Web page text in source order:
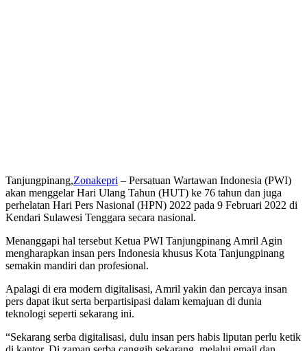
Tanjungpinang,Zonakepri – Persatuan Wartawan Indonesia (PWI)
akan menggelar Hari Ulang Tahun (HUT) ke 76 tahun dan juga
perhelatan Hari Pers Nasional (HPN) 2022 pada 9 Februari 2022 di
Kendari Sulawesi Tenggara secara nasional.
Menanggapi hal tersebut Ketua PWI Tanjungpinang Amril Agin
mengharapkan insan pers Indonesia khusus Kota Tanjungpinang
semakin mandiri dan profesional.
Apalagi di era modern digitalisasi, Amril yakin dan percaya insan
pers dapat ikut serta berpartisipasi dalam kemajuan di dunia
teknologi seperti sekarang ini.
“Sekarang serba digitalisasi, dulu insan pers habis liputan perlu ketik